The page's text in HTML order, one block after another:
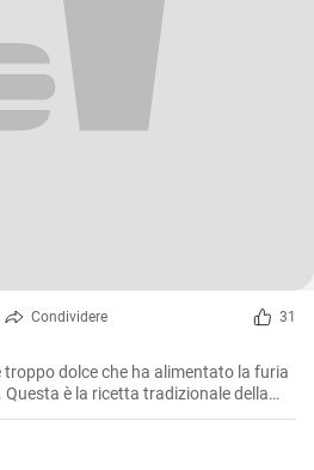
Condividere 31
troppo dolce che ha alimentato la furia
è la ricetta tradizionale della
morbida e soffice all'interno,